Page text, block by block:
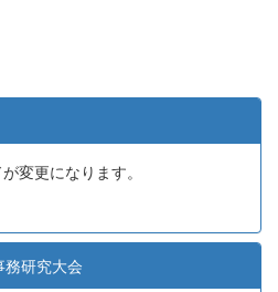
変更になります。
研究大会